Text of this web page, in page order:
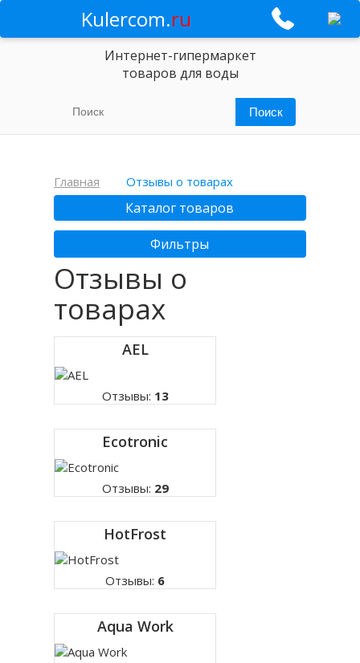
Kulercom.ru
Интернет-гипермаркет
товаров для воды
Главная Отзывы о товарах
Каталог товаров
Фильтры
Отзывы о
товарах
AEL
Отзывы: 13
Ecotronic
Отзывы: 29
HotFrost
Отзывы: 6
Aqua Work